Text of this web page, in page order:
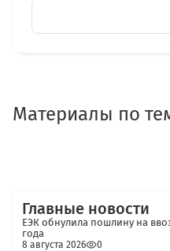
Материалы по
Главные новости
ЕЭК обнулила пошлину на
года
8 августа 2026 0